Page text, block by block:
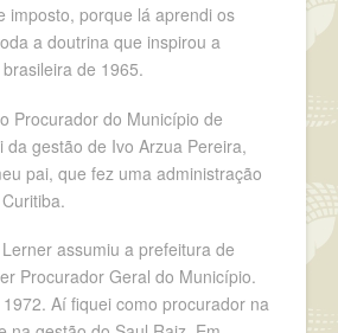
imposto, porque lá aprendi os
a doutrina que inspirou a
de 1965.
Procurador do Município de
da gestão de Ivo Arzua Pereira,
pai, que fez uma administração
assumiu a prefeitura de
Procurador Geral do Município.
Aí fiquei como procurador na